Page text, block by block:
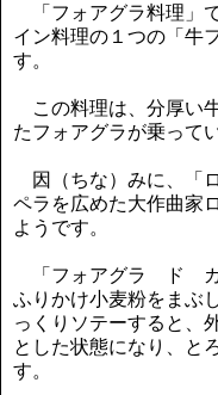
「フォアグラ料理」
イン料理の１つの「牛
す。
この料理は、分厚い
たフォアグラが乗って
因（ちな）みに、「
ペラを広めた大作曲家
ようです。
「フォアグラ ド カ
ふりかけ小麦粉をまぶ
っくりソテーすると、
とした状態になり、と
す。